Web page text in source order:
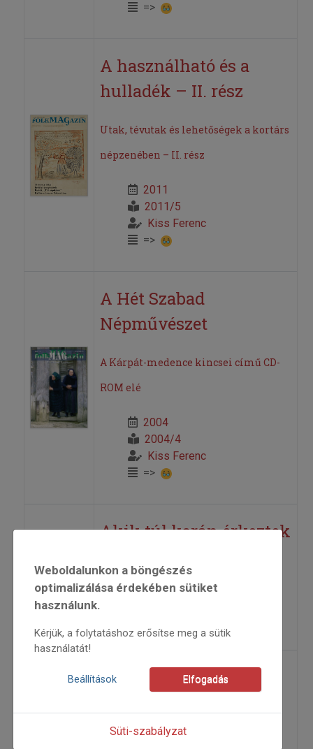
=>
A használható és a
hulladék – II. rész
Utak, tévutak és lehetőségek a kortárs
népzenében – II. rész
2011
2011/5
Kiss Ferenc
=>
A Hét Szabad
Népművészet
A Kárpát-medence kincsei című CD-
ROM elé
2004
2004/4
Kiss Ferenc
=>
Akik túl korán érkeztek
2021
2021/5
A népzenei
2007
Weboldalunkon a böngészés
optimalizálása érdekében sütiket
használunk.
Kérjük, a folytatáshoz erősítse meg a sütik
használatát!
Beállítások Elfogadás
Süti-szabályzat